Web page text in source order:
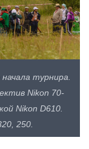
турнира.
Nikon 70-
Nikon D610.
250.